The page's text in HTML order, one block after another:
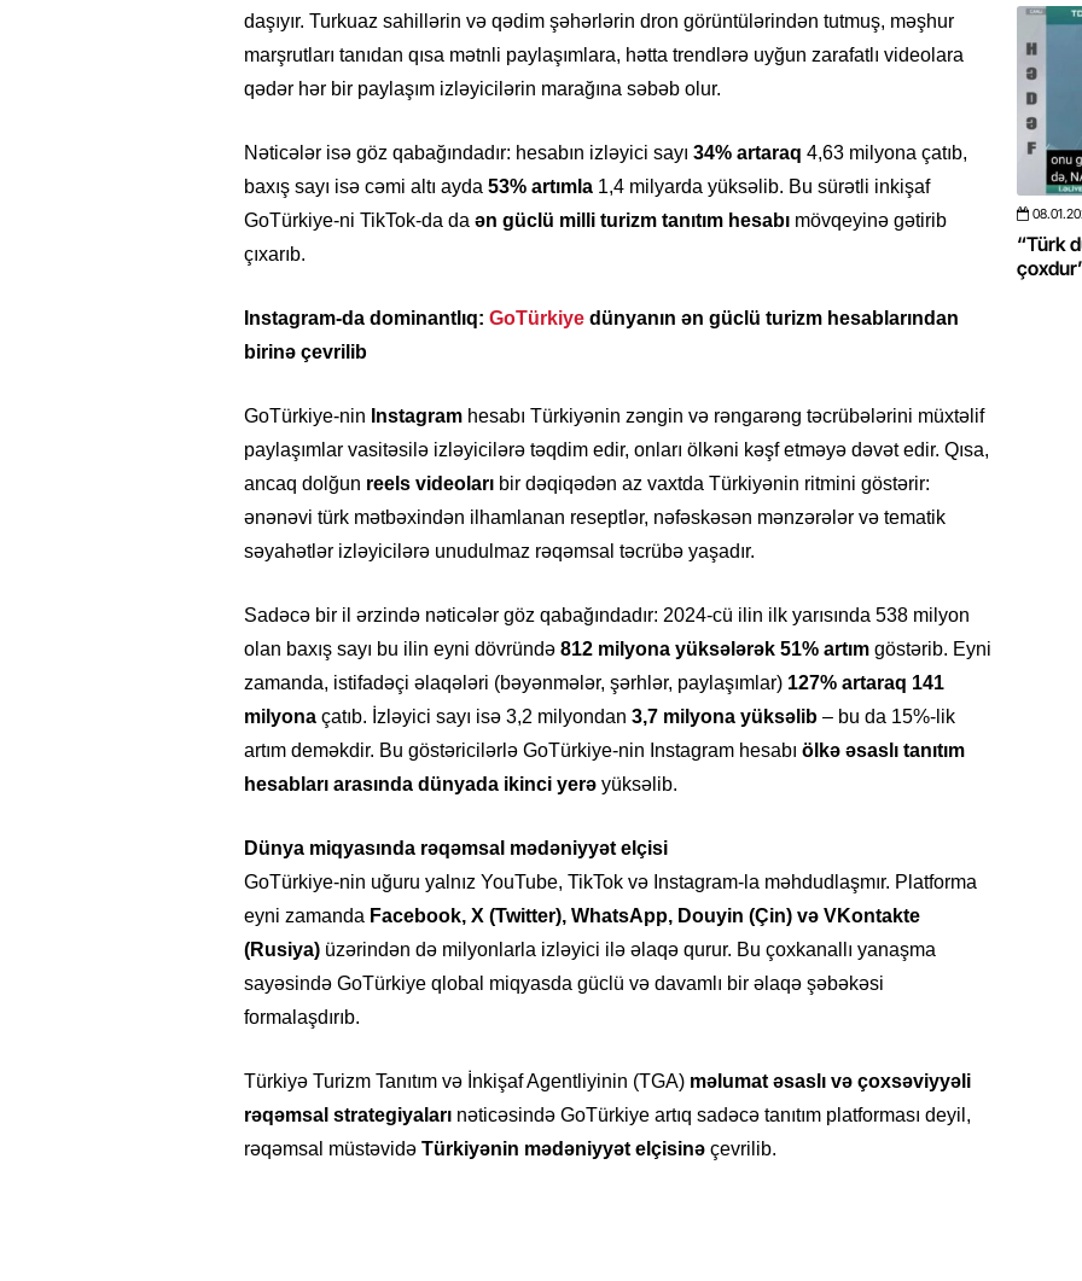
daşıyır. Turkuaz sahillərin və qədim şəhərlərin dron görüntülərindən tutmuş, məşhur
marşrutları tanıdan qısa mətnli paylaşımlara, hətta trendlərə uyğun zarafatlı videolara
qədər hər bir paylaşım izləyicilərin marağına səbəb olur.
Nəticələr isə göz qabağındadır: hesabın izləyici sayı 34% artaraq 4,63 milyona çatıb,
baxış sayı isə cəmi altı ayda 53% artımla 1,4 milyarda yüksəlib. Bu sürətli inkişaf
GoTürkiye-ni TikTok-da da ən güclü milli turizm tanıtım hesabı mövqeyinə gətirib
çıxarıb.
Instagram-da dominantlıq: GoTürkiye dünyanın ən güclü turizm hesablarından
birinə çevrilib
GoTürkiye-nin Instagram hesabı Türkiyənin zəngin və rəngarəng təcrübələrini müxtəlif
paylaşımlar vasitəsilə izləyicilərə təqdim edir, onları ölkəni kəşf etməyə dəvət edir. Qısa,
ancaq dolğun reels videoları bir dəqiqədən az vaxtda Türkiyənin ritmini göstərir:
ənənəvi türk mətbəxindən ilhamlanan reseptlər, nəfəskəsən mənzərələr və tematik
səyahətlər izləyicilərə unudulmaz rəqəmsal təcrübə yaşadır.
Sadəcə bir il ərzində nəticələr göz qabağındadır: 2024-cü ilin ilk yarısında 538 milyon
olan baxış sayı bu ilin eyni dövründə 812 milyona yüksələrək 51% artım göstərib. Eyni
zamanda, istifadəçi əlaqələri (bəyənmələr, şərhlər, paylaşımlar) 127% artaraq 141
milyona çatıb. İzləyici sayı isə 3,2 milyondan 3,7 milyona yüksəlib – bu da 15%-lik
artım deməkdir. Bu göstəricilərlə GoTürkiye-nin Instagram hesabı ölkə əsaslı tanıtım
hesabları arasında dünyada ikinci yerə yüksəlib.
Dünya miqyasında rəqəmsal mədəniyyət elçisi
GoTürkiye-nin uğuru yalnız YouTube, TikTok və Instagram-la məhdudlaşmır. Platforma
eyni zamanda Facebook, X (Twitter), WhatsApp, Douyin (Çin) və VKontakte
(Rusiya) üzərindən də milyonlarla izləyici ilə əlaqə qurur. Bu çoxkanallı yanaşma
sayəsində GoTürkiye qlobal miqyasda güclü və davamlı bir əlaqə şəbəkəsi
formalaşdırıb.
Türkiyə Turizm Tanıtım və İnkişaf Agentliyinin (TGA) məlumat əsaslı və çoxsəviyyəli
rəqəmsal strategiyaları nəticəsində GoTürkiye artıq sadəcə tanıtım platforması deyil,
rəqəmsal müstəvidə Türkiyənin mədəniyyət elçisinə çevrilib.
Üstellə
14.05.2026- 10:58 347
“ABŞ və Qərb Çinin daha da böyüməsini
istəmir”- VİDEO
08.01.2026- 10:50 424